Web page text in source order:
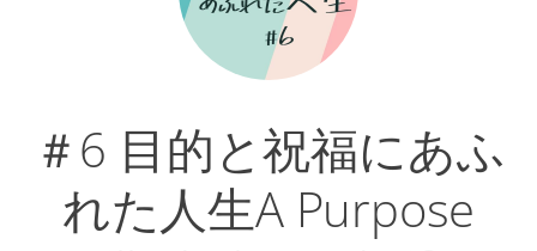
＃6 目的と祝福にあふ
れた人生A Purpose